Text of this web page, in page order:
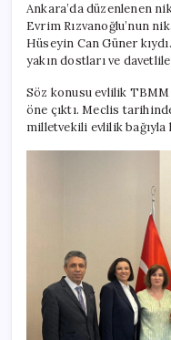
Ankara’da düzenlenen
Evrim Rızvanoğlu’nun
Hüseyin Can Güner
yakın dostları ve
Söz konusu evlilik
öne çıktı. Meclis
milletvekili evlilik